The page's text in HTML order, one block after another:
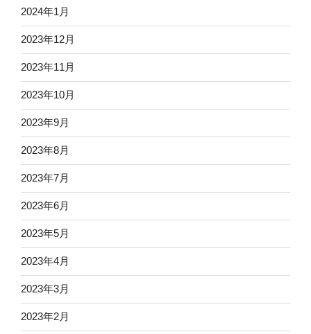
2024年1月
2023年12月
2023年11月
2023年10月
2023年9月
2023年8月
2023年7月
2023年6月
2023年5月
2023年4月
2023年3月
2023年2月